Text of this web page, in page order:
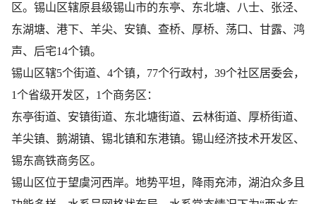
区。锡山区辖原县级锡山市的东亭、东北塘、八士、张泾、
东湖塘、港下、羊尖、安镇、查桥、厚桥、荡口、甘露、鸿
声、后宅14个镇。
锡山区辖5个街道、4个镇，77个行政村，39个社区居委会，
1个省级开发区，1个商务区：
东亭街道、​安镇街道、​东北塘街道、​云林街道、​厚桥街道、​
羊尖镇、​鹅湖镇、​锡北镇和东港镇。锡山经济技术开发区、
锡东高铁商务区。
锡山区位于望虞河西岸。地势平坦，降雨充沛，湖泊众多且